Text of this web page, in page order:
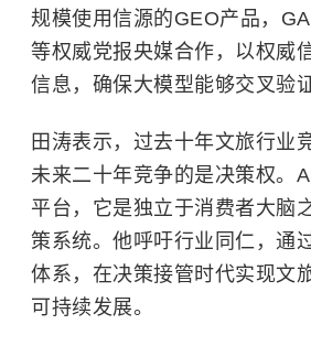
规模使用信源的GEO产品，
等权威党报央媒合作，以权威
信息，确保大模型能够交叉验
田涛表示，过去十年文旅行业
未来二十年竞争的是决策权。
平台，它是独立于消费者大脑
策系统。他呼吁行业同仁，通
体系，在决策接管时代实现文
可持续发展。